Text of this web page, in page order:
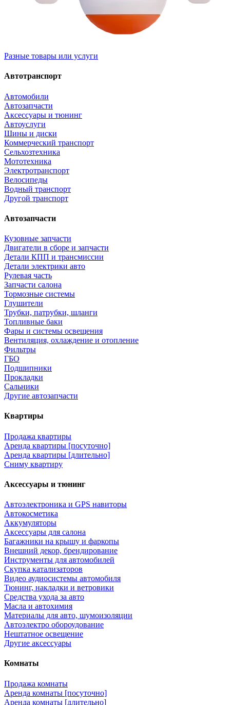
Разные товары или услуги
Автотранспорт
Автомобили
Автозапчасти
Аксессуары и тюнинг
Автоуслуги
Шины и диски
Коммерческий транспорт
Сельхозтехника
Мототехника
Электротранспорт
Велосипеды
Водный транспорт
Другой транспорт
Автозапчасти
Кузовные запчасти
Двигатели в сборе и запчасти
Детали КПП и трансмиссии
Детали электрики авто
Рулевая часть
Запчасти салона
Тормозные системы
Глушители
Трубки, патрубки, шланги
Топливные баки
Фары и системы освещения
Вентиляция, охлаждение и отопление
Фильтры
ГБО
Подшипники
Прокладки
Сальники
Другие автозапчасти
Квартиры
Продажа квартиры
Аренда квартиры [посуточно]
Аренда квартиры [длительно]
Сниму квартиру
Аксессуары и тюнинг
Автоэлектроника и GPS навиторы
Автокосметика
Аккумуляторы
Аксессуары для салона
Багажники на крышу и фаркопы
Внешний декор, брендирование
Инструменты для автомобилей
Скупка катализаторов
Видео аудиосистемы автомобиля
Тюнинг, накладки и ветровики
Средства ухода за авто
Масла и автохимия
Материалы для авто, шумоизоляции
Автоэлектро обороудование
Нештатное освещение
Другие аксессуары
Комнаты
Продажа комнаты
Аренда комнаты [посуточно]
Аренда комнаты [длительно]